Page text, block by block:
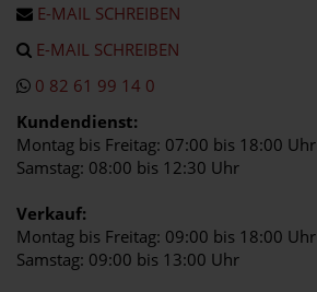
E-MAIL SCHREIBEN
E-MAIL SCHREIBEN
0 82 61 99 14 0
Kundendienst:
Montag bis Freitag: 07:00 bis 18:00 Uhr
Samstag: 08:00 bis 12:30 Uhr
Verkauf:
Montag bis Freitag: 09:00 bis 18:00 Uhr
Samstag: 09:00 bis 13:00 Uhr